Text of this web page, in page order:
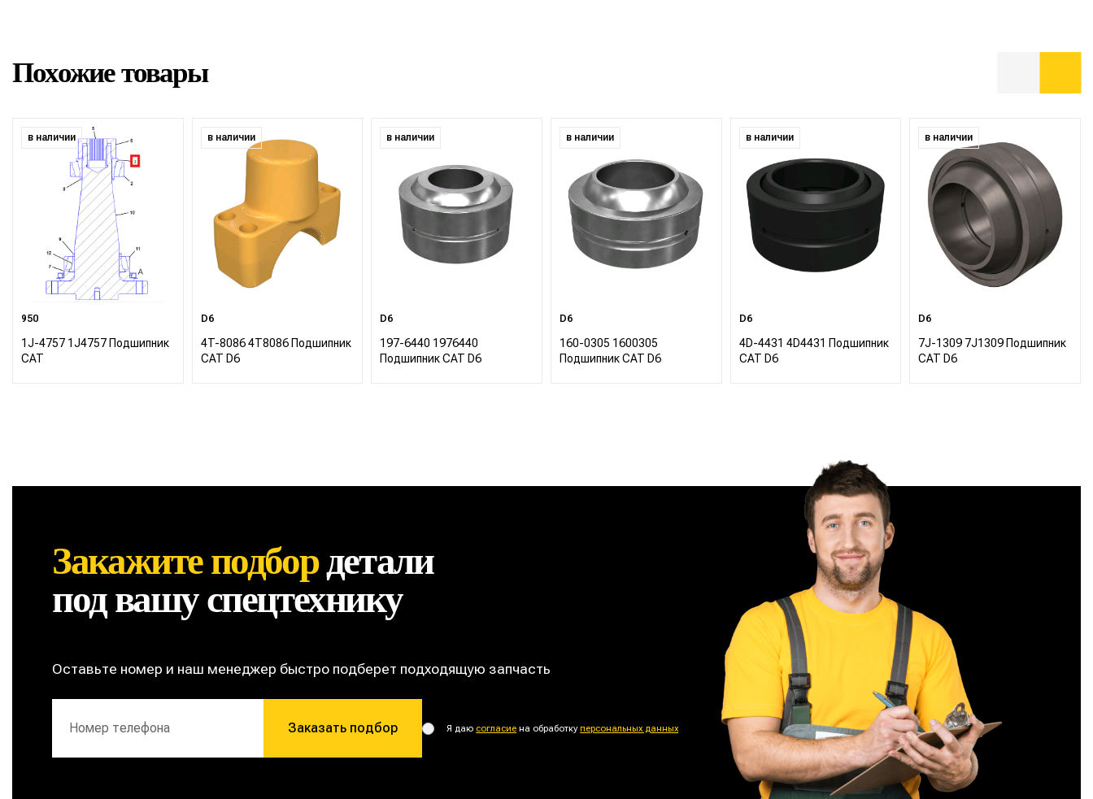
Похожие товары
в наличии
950
1J-4757 1J4757 Подшипник
CAT
в наличии
D6
4T-8086 4T8086 Подшипник
CAT D6
в наличии
D6
197-6440 1976440
Подшипник CAT D6
в наличии
D6
160-0305 1600305
Подшипник CAT D6
в наличии
D6
4D-4431 4D4431 Подшипник
CAT D6
в наличии
D6
7J-1309 7J1309 Подшипник
CAT D6
Закажите подбордетали
под вашу спецтехнику
Оставьте номер и наш менеджер быстро подберет подходящую запчасть
Заказать подбор Я даю согласие на обработкуперсональных данных